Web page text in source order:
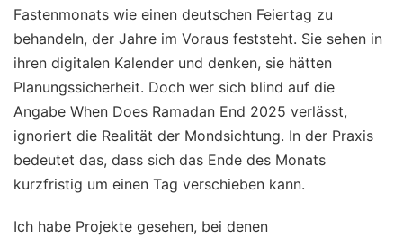
Fastenmonats wie einen deutschen Feiertag zu
behandeln, der Jahre im Voraus feststeht. Sie sehen in
ihren digitalen Kalender und denken, sie hätten
Planungssicherheit. Doch wer sich blind auf die
Angabe When Does Ramadan End 2025 verlässt,
ignoriert die Realität der Mondsichtung. In der Praxis
bedeutet das, dass sich das Ende des Monats
kurzfristig um einen Tag verschieben kann.
Ich habe Projekte gesehen, bei denen